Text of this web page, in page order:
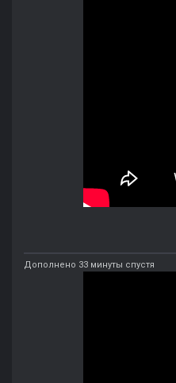
Дополнено 33 минуты спустя